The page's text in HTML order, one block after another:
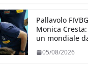
Pallavolo
Monica
un mondiale
capacità”
05/08/2026